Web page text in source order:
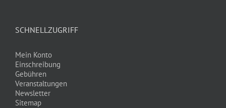
SCHNELLZUGRIFF
Mein Konto
Einschreibung
Gebühren
Veranstaltungen
Newsletter
Sitemap